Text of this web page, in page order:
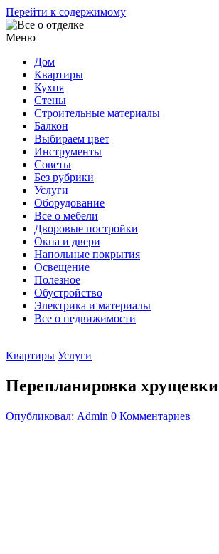
Перейти к содержимому
Меню
Дом
Квартиры
Кухня
Стены
Строительные материалы
Балкон
Выбираем цвет
Инструменты
Советы
Без рубрики
Услуги
Оборудование
Все о мебели
Дворовые постройки
Окна и двери
Напольные покрытия
Освещение
Полезное
Обустройство
Электрика и материалы
Все о недвижимости
Квартиры Услуги
Перепланировка хрущевки
Опубликовал: Admin 0 Комментариев